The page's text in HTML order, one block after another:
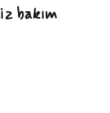
bakım